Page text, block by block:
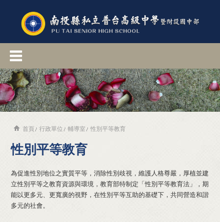
首頁 行政單位 輔導室 性別平等教育
性別平等教育
為促進性別地位之實質平等，消除性別歧視，維護人格尊嚴，厚植並建
立性別平等之教育資源與環境，教育部特制定「性別平等教育法」，期
能以更多元、更寬廣的視野，在性別平等互助的基礎下，共同營造和諧
多元的社會。